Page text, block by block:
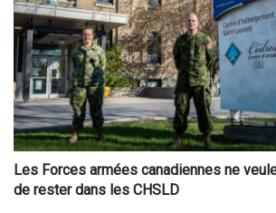
Les Forces armées canadiennes ne
de rester dans les CHSLD